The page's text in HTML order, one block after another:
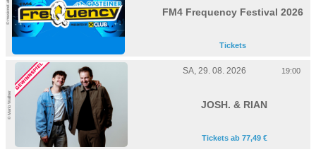
© musicnet.at FM4 Frequency Festival 2026
Tickets
© Mario Wallner
SA, 29. 08. 2026 19:00
JOSH. & RIAN
Tickets ab 77,49 €